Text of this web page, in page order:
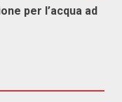
per l’acqua ad